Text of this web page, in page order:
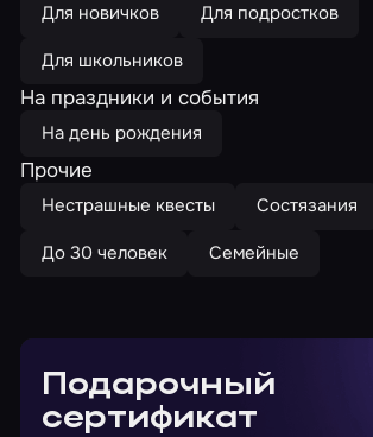
Для новичков
Для подростков
Для школьников
На праздники и события
На день рождения
Прочие
Нестрашные квесты
Состязания
До 30 человек
Семейные
Подарочный
сертификат